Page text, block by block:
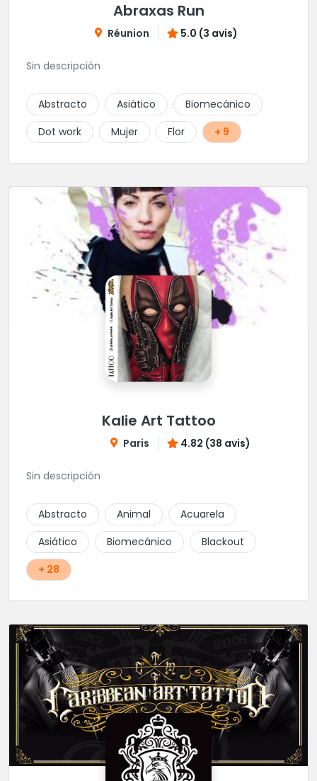
Abraxas Run
Réunion 5.0 (3 avis)
Sin descripción
Abstracto Asiático
Biomecánico
Dot work
Mujer Flor + 9
Kalie Art Tattoo
Paris 4.82 (38 avis)
Sin descripción
Abstracto Animal
Acuarela
Asiático
Biomecánico
Blackout
+ 28